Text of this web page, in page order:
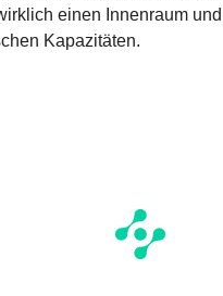
einen Innenraum
Kapazitäten.